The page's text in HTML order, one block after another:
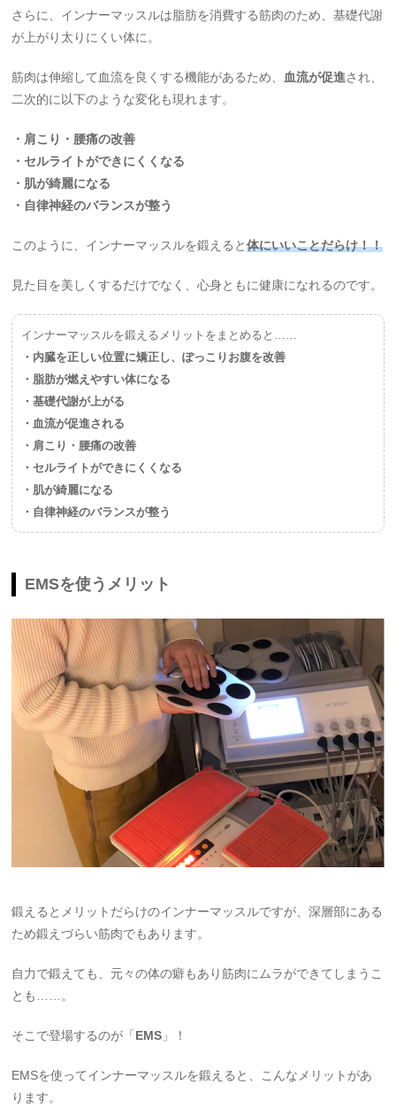
さらに、インナーマッスルは脂肪を消費する筋肉のため、基礎代謝
が上がり太りにくい体に。
筋肉は伸縮して血流を良くする機能があるため、 血流が促進され、
二次的に以下のような変化も現れます。
・肩こり・腰痛の改善
・セルライトができにくくなる
・肌が綺麗になる
・自律神経のバランスが整う
このように、インナーマッスルを鍛えると体にいいことだらけ！！
見た目を美しくするだけでなく、心身ともに健康になれるのです。
インナーマッスルを鍛えるメリットをまとめると……
・内臓を正しい位置に矯正し、ぽっこりお腹を改善
・脂肪が燃えやすい体になる
・基礎代謝が上がる
・血流が促進される
・肩こり・腰痛の改善
・セルライトができにくくなる
・肌が綺麗になる
・自律神経のバランスが整う
EMSを使うメリット
鍛えるとメリットだらけのインナーマッスルですが、深層部にある
ため鍛えづらい筋肉でもあります。
自力で鍛えても、元々の体の癖もあり筋肉にムラができてしまうこ
とも……。
そこで登場するのが「EMS 」！
EMSを使ってインナーマッスルを鍛えると、こんなメリットがあ
ります。